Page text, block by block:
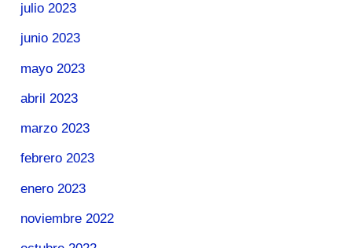
julio 2023
junio 2023
mayo 2023
abril 2023
marzo 2023
febrero 2023
enero 2023
noviembre 2022